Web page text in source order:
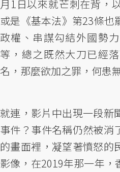
月1日以來就芒刺在背，
或是《基本法》第23條也
政權、串謀勾結外國勢
等，總之既然大刀已經
名，那麼欲加之罪，何患
就連，影片中出現一段新
事件？事件名稱仍然被消
的畫面裡，凝望著憤怒的
影像，在2019年那一年